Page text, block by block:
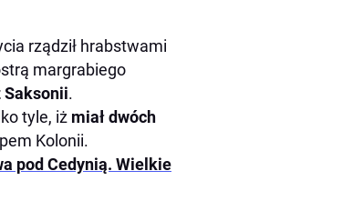
rządził hrabstwami
margrabiego
Saksonii.
tyle, iż miał dwóch
Kolonii.
pod Cedynią. Wielkie